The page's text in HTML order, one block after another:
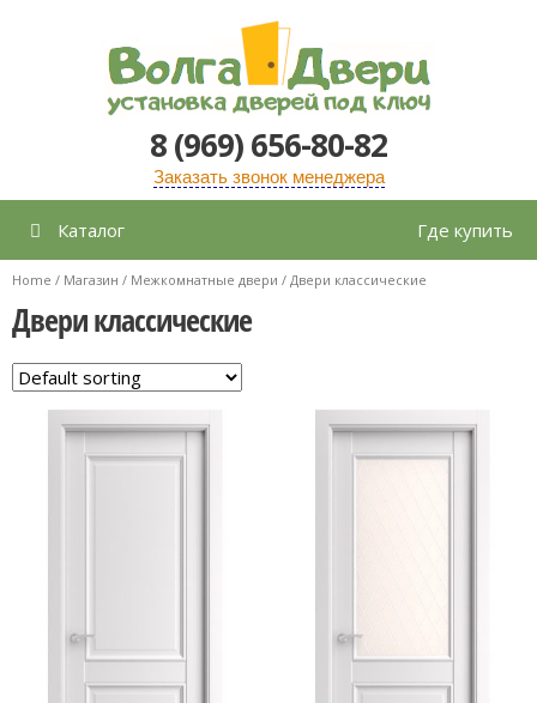
содержимому
8 (969) 656-80-82
Заказать звонок менеджера
Каталог Где купить
Home / Магазин / Межкомнатные двери / Двери классические
Двери классические